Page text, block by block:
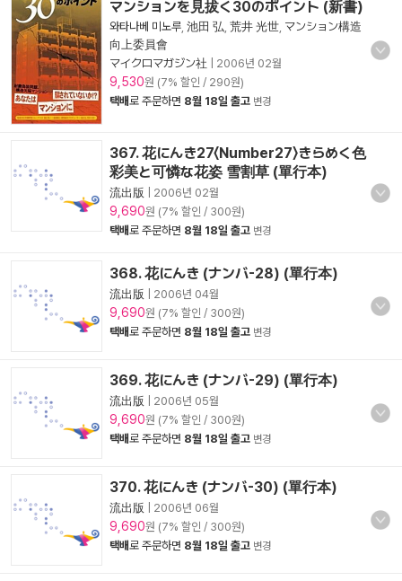
マンションを見拔く30のポイント (新書)
와타나베 미노루 池田 弘 荒井 光世 マンション構造
向上委員會
マイクロマガジン社
2006년 02월
9,530원 (7% 할인 / 290원)
택배로 주문하면 8월 18일 출고 변경
367. 花にんき27〈Number27〉きらめく色
彩美と可憐な花姿 雪割草 (單行本)
流出版 2006년 02월
9,690원 (7% 할인 / 300원)
택배로 주문하면 8월 18일 출고 변경
368. 花にんき (ナンバ-28) (單行本)
流出版 2006년 04월
9,690원 (7% 할인 / 300원)
택배로 주문하면 8월 18일 출고 변경
369. 花にんき (ナンバ-29) (單行本)
流出版 2006년 05월
9,690원 (7% 할인 / 300원)
택배로 주문하면 8월 18일 출고 변경
370. 花にんき (ナンバ-30) (單行本)
流出版 2006년 06월
9,690원 (7% 할인 / 300원)
택배로 주문하면 8월 18일 출고 변경